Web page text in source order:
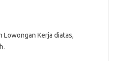
Lowongan Kerja diatas,